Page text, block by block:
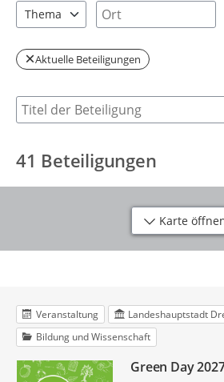
Thema
Ort
Aktuelle Beteiligungen
Suche nach Beteiligung
41 Beteiligungen
Karte
Veranstaltung
Landeshauptstadt
Bildung und Wissenschaft
Green Day